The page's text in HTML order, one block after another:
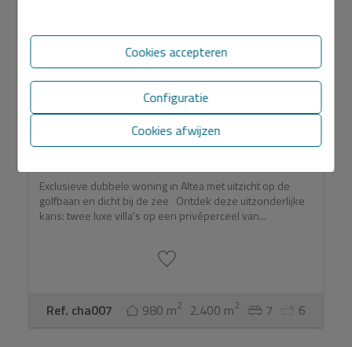
Luxe Villa Altea La Vella
Exclusieve dubbele woning in Altea met uitzicht op de
golfbaan en dicht bij de zee Ontdek deze uitzonderlijke
kans: twee luxe villa's op een privéperceel van...
Ref. cha007 980 m2 2.400 m2 7 6
Cookies accepteren
Configuratie
Cookies afwijzen